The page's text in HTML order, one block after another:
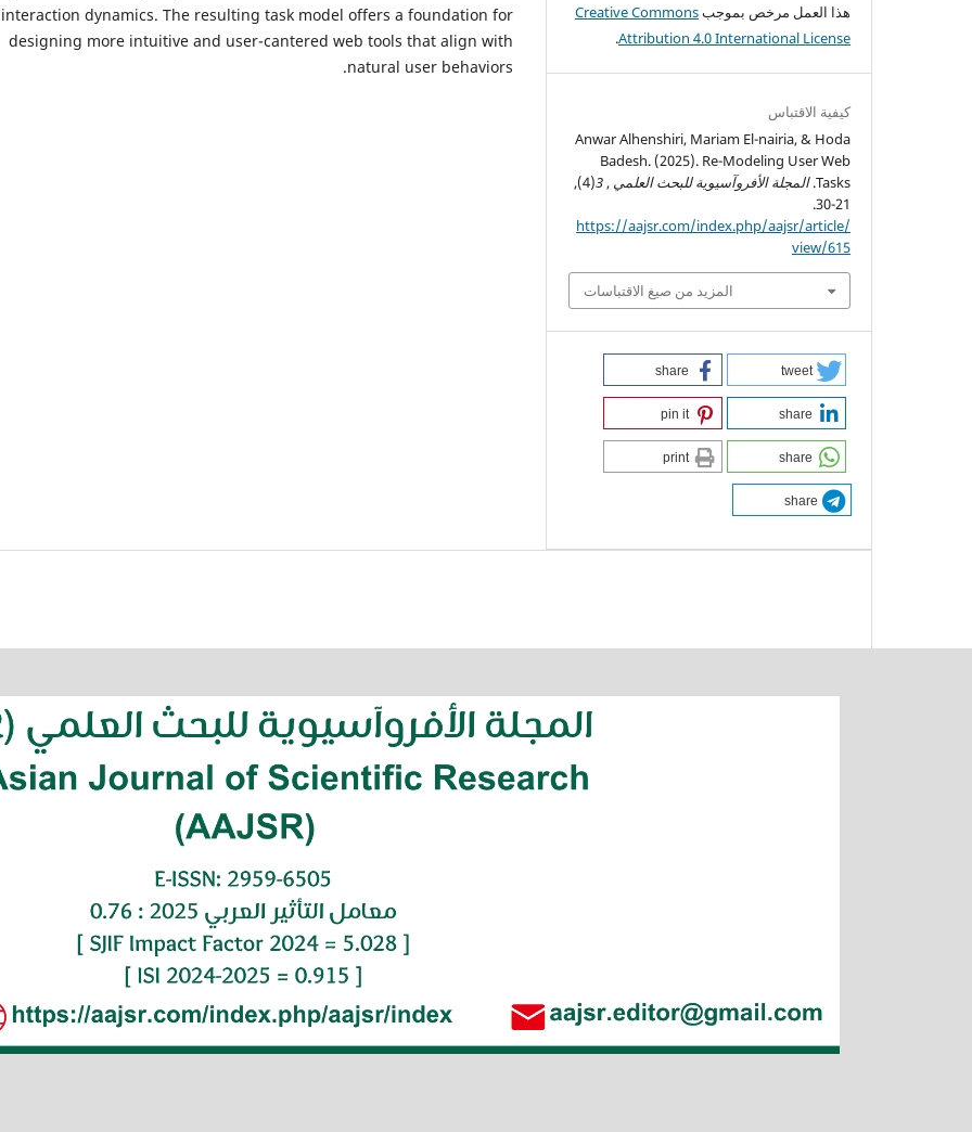
interaction dynamics. The resulting task model offers a foundation for
designing more intuitive and user-cantered web tools that align with
natural user behaviors.
هذا العمل مرخص بموجبCreative Commons
Attribution 4.0 International License
.
كيفية الاقتباس
Anwar Alhenshiri, Mariam El-nairia, & Hoda
Badesh. (2025). Re-Modeling User Web
Tasks. المجلة الأفروآسيوية للبحث العلمي,
3
(4),
21-30.
https://aajsr.com/index.php/aajsr/article/
view/615
المزيد من صيغ الاقتباسات
tweet
share
share
pin it
share
print
share